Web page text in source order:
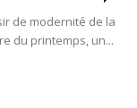
de modernité de la
du printemps, un...